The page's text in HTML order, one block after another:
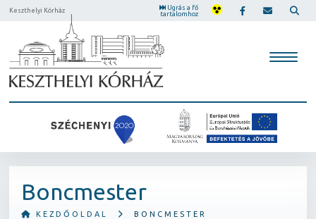
Keszthelyi Kórház
Ugrás a fő
tartalomhoz
Boncmester
KEZDŐOLDAL BONCMESTER